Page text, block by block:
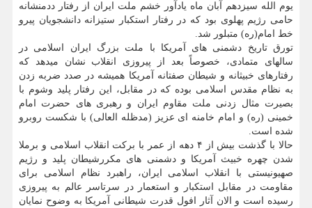
یوم الله سیزدهم آبان ماه یادآور خشم ملت ایران از رفتار ددمنشانه
حامی رژیم پهلوی بود که در رفتار استکبار ستیزانه دانشجویان پیرو
خط امام(ره) متبلور شد.
تورق تاریخ دشمنی های آمریکا با ملت بزرگ ایران اسلامی در
سالهای متمادی، خصوصاً بعد از پیروزی انقلاب نشان میدهد که
رفتارهای خبیثانه و شیطان صفتانه آمریکا همیشه در صدد ضربه زدن
به نظام مقدس اسلامی بوده که در مقابل، این رفتار پلید وشوم با
بصیرت مثال زدنی ملت مقاوم ایران و رهبری های حضرت امام
خمینی (ره) و امام خامنه ای عزیز (مدظله العالی) با شکست روبرو
شده است.
حالا با گذشت بیش از ۴ دهه از عمر با برکت انقلاب اسلامی و برملا
شدن چهره خبیث آمریکا و دشمنی های مکررشیطان پلید و رژیم
صهیونیستی با انقلاب اسلامی ایران، راهبرد نظام اسلامی برای
مقاومت در مقابل استکبار و استعمار در سرتاسر عالم به پیروزی
رسیده است و الان آثار افول قدرت شیطانی آمریکا به وضوح نمایان